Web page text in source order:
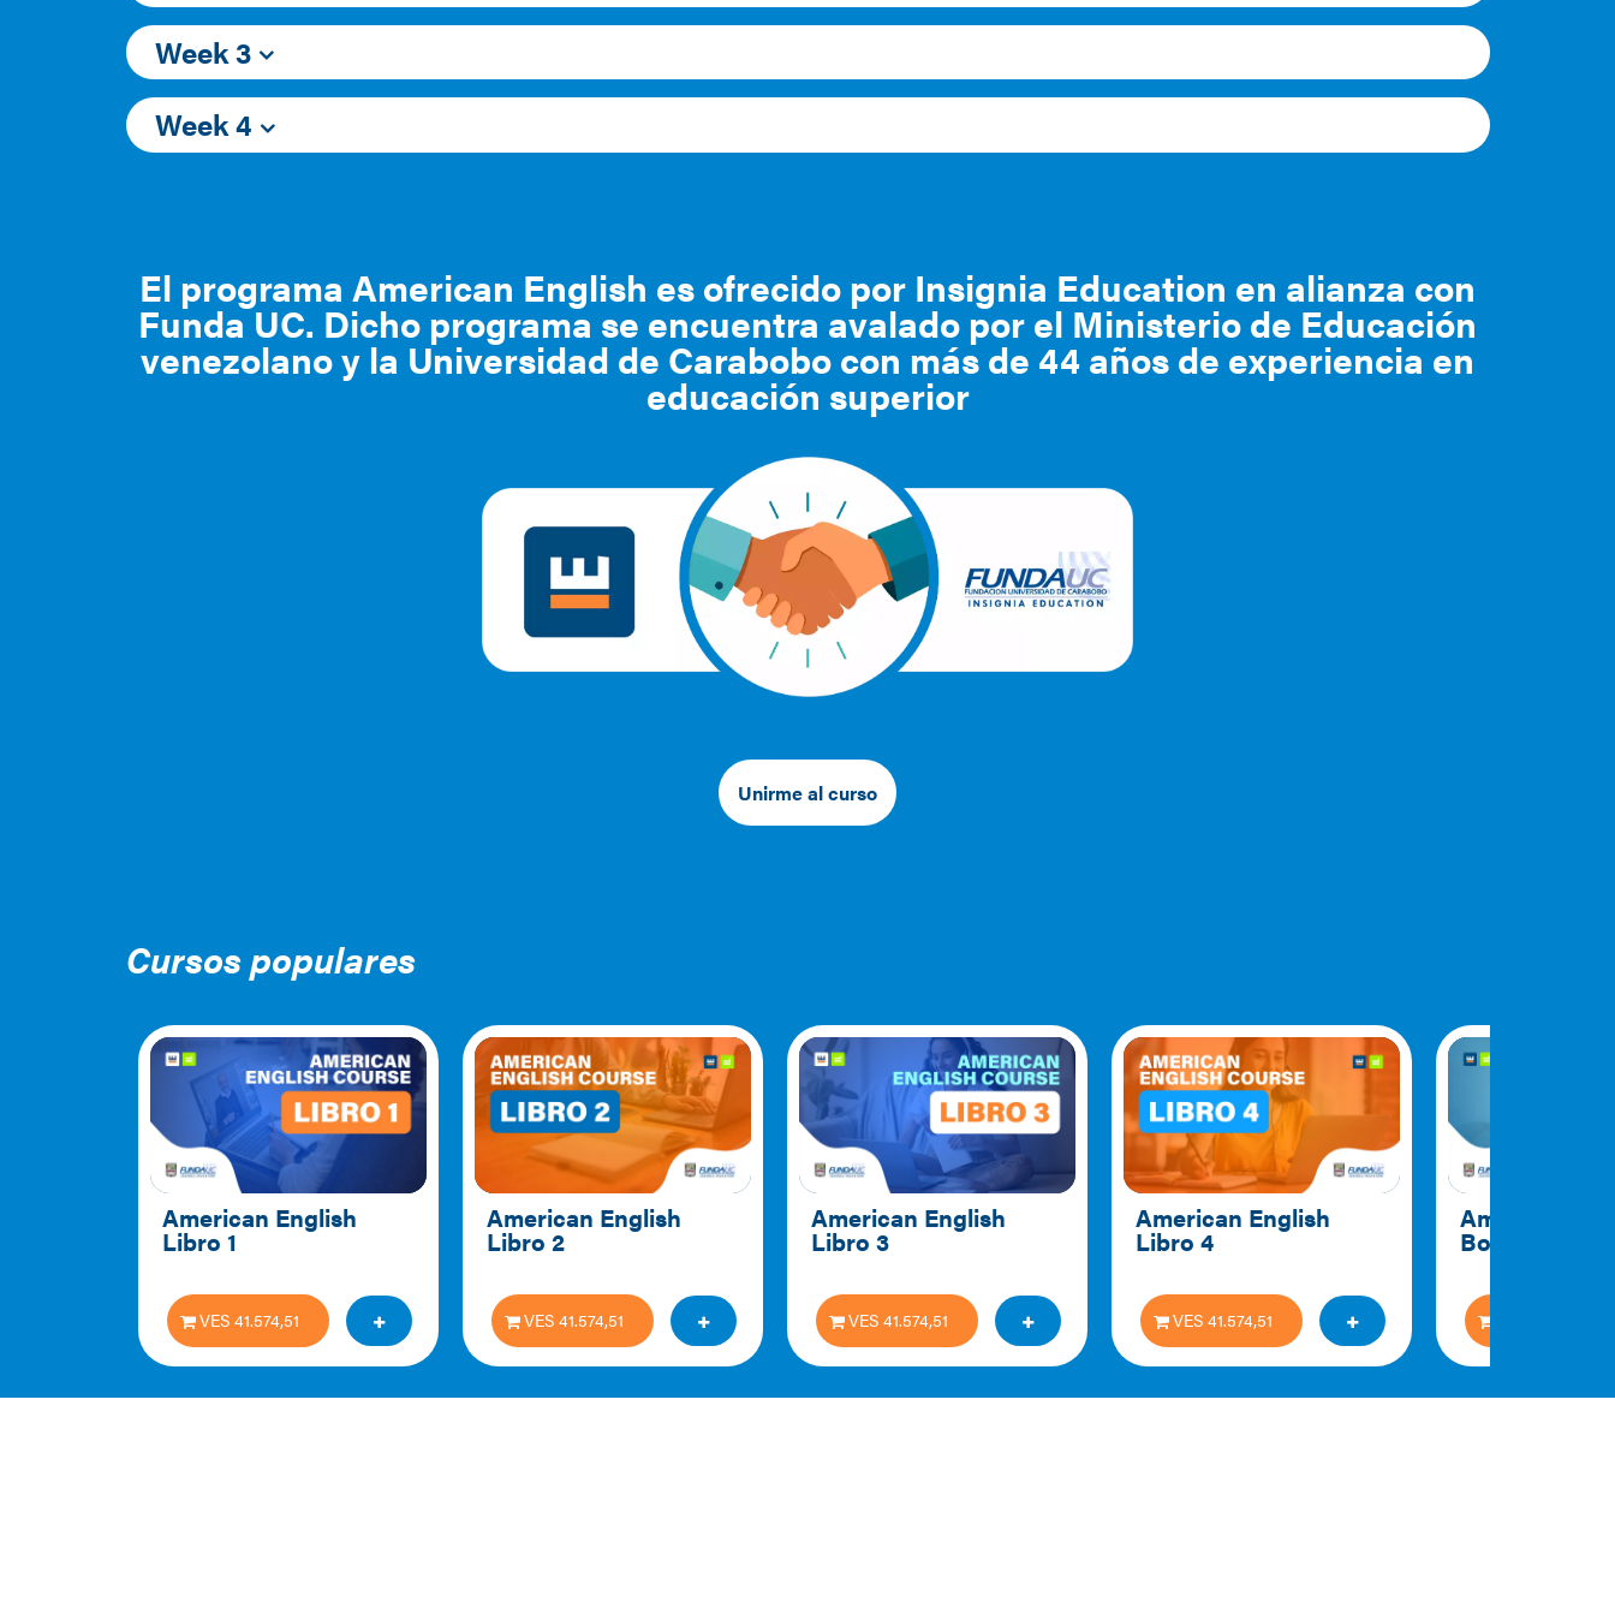
Week 3
Week 4
El programa American English es ofrecido por Insignia Education en alianza con
Funda UC. Dicho programa se encuentra avalado por el Ministerio de Educación
venezolano y la Universidad de Carabobo con más de 44 años de experiencia en
educación superior
Unirme al curso
Cursos populares
American English
Libro 1
VES 41.574,51
American English
Libro 2
VES 41.574,51
American English
Libro 3
VES 41.574,51
American English
Libro 4
VES 41.574,51
American
Book 5